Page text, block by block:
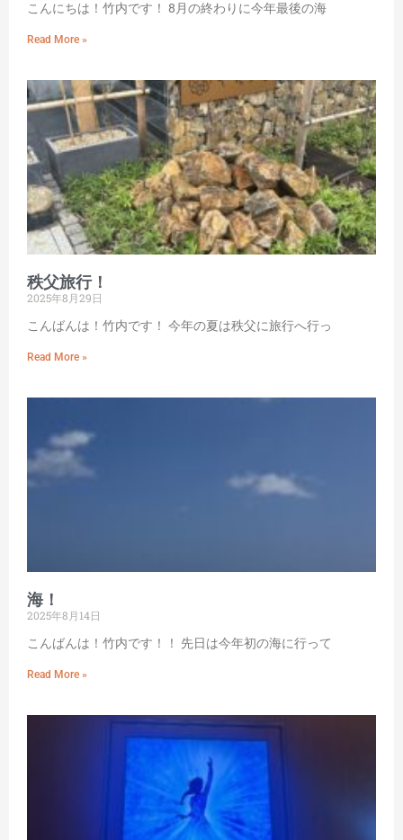
こんにちは！竹内です！ 8月の終わりに今年最後の海
Read More »
秩父旅行！
2025年8月29日
こんばんは！竹内です！ 今年の夏は秩父に旅行へ行っ
Read More »
海！
2025年8月14日
こんばんは！竹内です！！ 先日は今年初の海に行って
Read More »